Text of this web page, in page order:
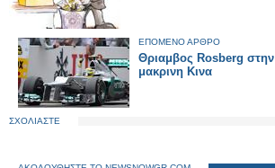
ΕΠΟΜΕΝΟ ΑΡΘΡΟ
Θριαμβος Rosberg στην
μακρινη Κινα
ΣΧΟΛΙΑΣΤΕ